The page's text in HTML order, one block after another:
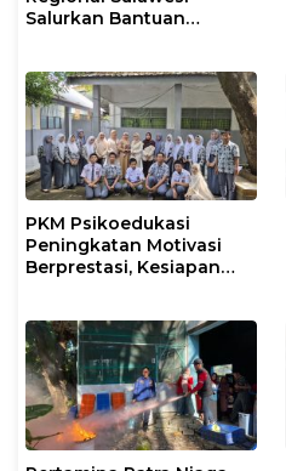
Salurkan Bantuan
Kendari
PKM Psikoedukasi
Peningkatan Motivasi
Berprestasi, Kesiapan
Perilaku Bullying pada
Siswa